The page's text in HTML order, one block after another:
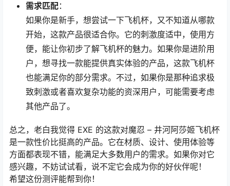
需求匹配：
如果你是新手，想尝试一下飞机杯，又不知道从哪款
开始，这款产品很适合你。它的刺激度适中，使用方
便，能让你初步了解飞机杯的魅力。如果你是进阶用
户，想寻找一款能提供真实体验的产品，这款飞机杯
也能满足你的部分需求。不过，如果你是那种追求极
致刺激或者喜欢复杂功能的资深用户，可能需要考虑
其他产品了。
总之，老白我觉得 EXE 的这款对魔忍 – 井河阿莎姬飞机杯
是一款性价比挺高的产品。它在材质、设计、使用体验等
方面都表现不错，能满足大多数用户的需求。如果你对它
感兴趣，不妨试试看，说不定它会成为你的好伙伴呢！
希望这份测评能帮到你！